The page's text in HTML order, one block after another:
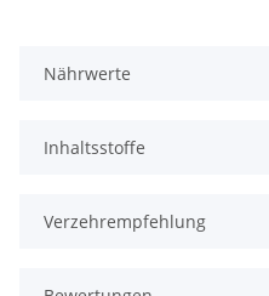
Nährwerte
Inhaltsstoffe
Verzehrempfehlung